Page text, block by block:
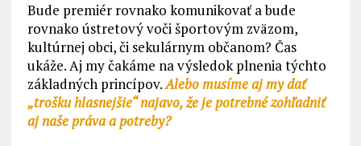
Bude premiér rovnako komunikovať a bude
rovnako ústretový voči športovým zväzom,
kultúrnej obci, či sekulárnym občanom? Čas
ukáže. Aj my čakáme na výsledok plnenia týchto
základných princípov.Alebo musíme aj my dať
„trošku hlasnejšie“ najavo, že je potrebné zohľadniť
aj naše práva a potreby?